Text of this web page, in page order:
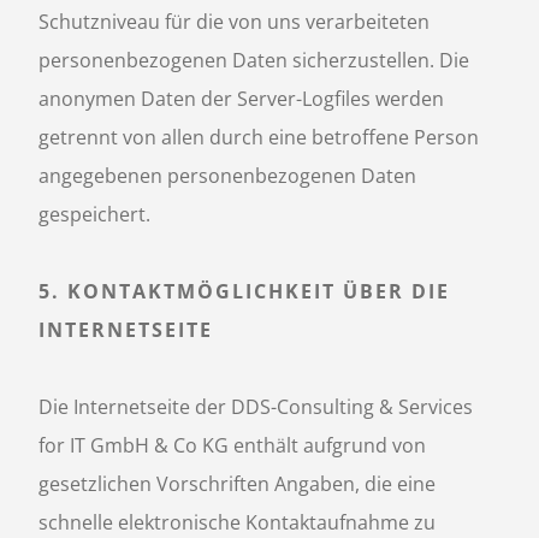
Schutzniveau für die von uns verarbeiteten
personenbezogenen Daten sicherzustellen. Die
anonymen Daten der Server-Logfiles werden
getrennt von allen durch eine betroffene Person
angegebenen personenbezogenen Daten
gespeichert.
5. KONTAKTMÖGLICHKEIT ÜBER DIE
INTERNETSEITE
Die Internetseite der DDS-Consulting & Services
for IT GmbH & Co KG enthält aufgrund von
gesetzlichen Vorschriften Angaben, die eine
schnelle elektronische Kontaktaufnahme zu